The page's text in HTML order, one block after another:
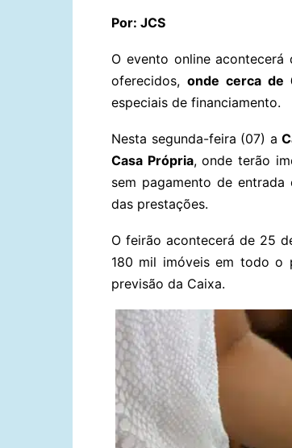
Por: JCS
O evento online acontecerá
oferecidos, onde cerca de
especiais de financiamento.
Nesta segunda-feira (07) a
Casa Própria, onde terão
sem pagamento de
das prestações.
O feirão acontecerá de 25
180 mil imóveis em todo o
previsão da Caixa.